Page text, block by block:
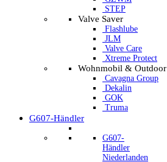
STEP
Valve Saver
Flashlube
JLM
Valve Care
Xtreme Protect
Wohnmobil & Outdoor
Cavagna Group
Dekalin
GOK
Truma
G607-Händler
G607-
Händler
Niederlanden